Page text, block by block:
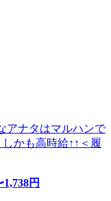
アナタはマルハンで
かも高時給↑↑＜履
1,738円